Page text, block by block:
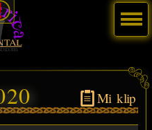
Mi klip
Menú